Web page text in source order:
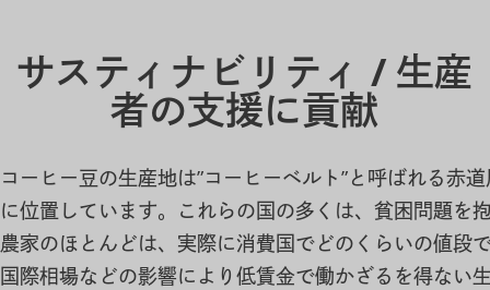
サスティナビリティ / 生産
者の支援に貢献
コーヒー豆の生産地は”コーヒーベルト”と呼ばれる赤
に位置しています。これらの国の多くは、貧困問題を
農家のほとんどは、実際に消費国でどのくらいの値段
国際相場などの影響により低賃金で働かざるを得ない